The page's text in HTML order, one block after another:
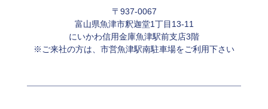
〒937-0067
富山県魚津市釈迦堂1丁目13-11
にいかわ信用金庫魚津駅前支店3階
※ご来社の方は、市営魚津駅南駐車場をご利用下さい